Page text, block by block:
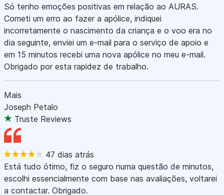
Só tenho emoções positivas em relação ao AURAS.
Cometi um erro ao fazer a apólice, indiquei
incorretamente o nascimento da criança e o voo era no
dia seguinte, enviei um e-mail para o serviço de apoio e
em 15 minutos recebi uma nova apólice no meu e-mail.
Obrigado por esta rapidez de trabalho.
Mais
Joseph Petalo
Truste Reviews
47 dias atrás
Está tudo ótimo, fiz o seguro numa questão de minutos,
escolhi essencialmente com base nas avaliações, voltarei
a contactar. Obrigado.